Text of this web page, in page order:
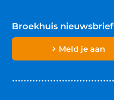
Broekhuis nieuwsbrief
Meld je aan